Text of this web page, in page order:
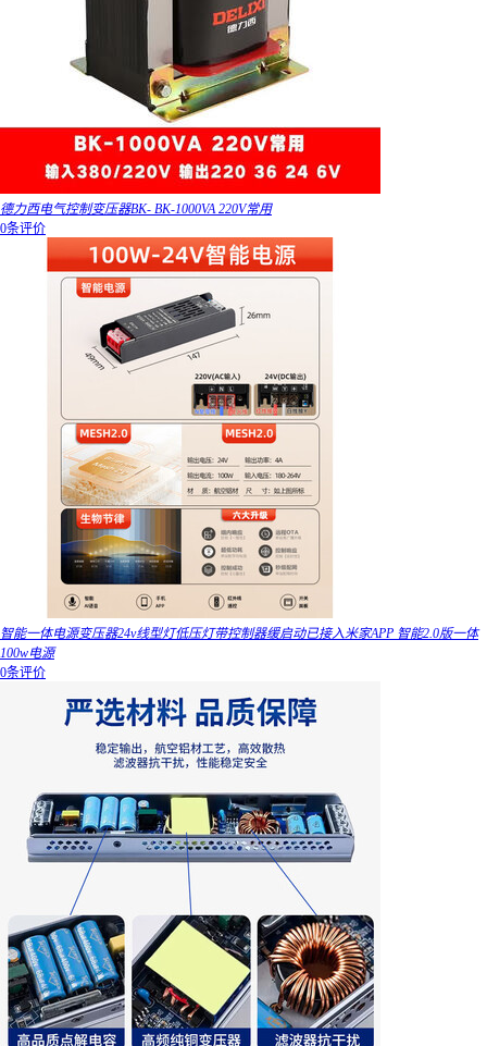
德力西电气控制变压器BK- BK-1000VA 220V常用
0条评价
智能一体电源变压器24v线型灯低压灯带控制器缓启动已接入米家APP 智能2.0版一体
100w电源
0条评价